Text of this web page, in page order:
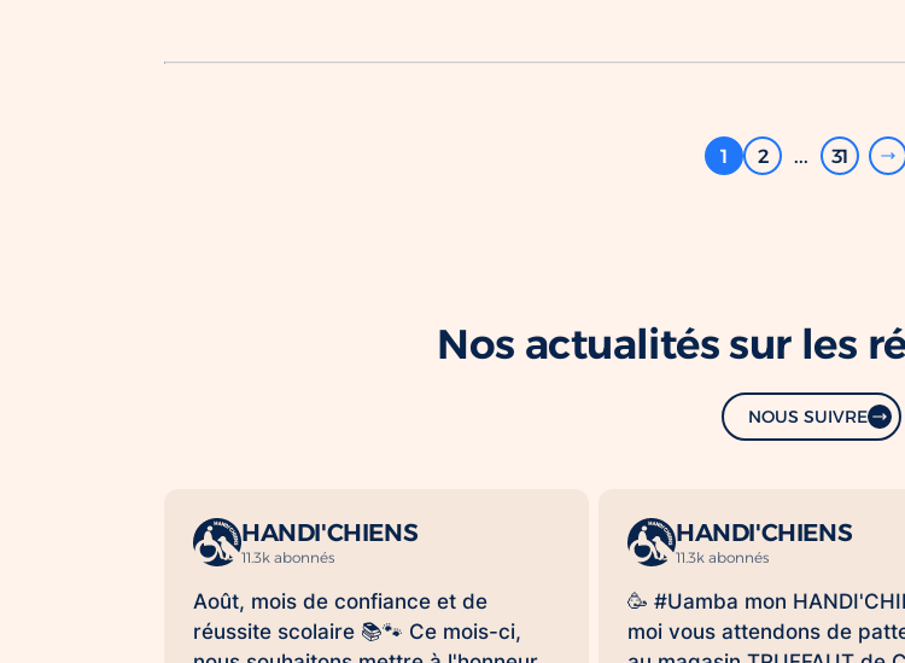
1 2 ... 31
Nos actualités sur les
NOUS SUIVRE
HANDI'CHIENS
11.3k abonnés
Août, mois de confiance et de
réussite scolaire 📚🐾 Ce mois-ci,
HANDI'CHIENS
11.3k abonnés
🥳 #Uamba mon
moi vous attendons de